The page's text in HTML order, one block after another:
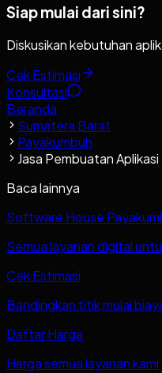
Siap mulai dari sini?
Diskusikan kebutuhan
Cek Estimasi
Konsultasi
Beranda
Sumatera Barat
Payakumbuh
Jasa Pembuatan Aplikasi
Baca lainnya
Software House
Semua layanan digital
Cek Estimasi
Bandingkan titik mulai
Daftar Harga
Harga semua layanan kami